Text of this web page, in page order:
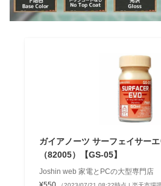
ガイアノーツ サーフェイサー
（82005）【GS-05】
Joshin web 家電とPCの大型専門店